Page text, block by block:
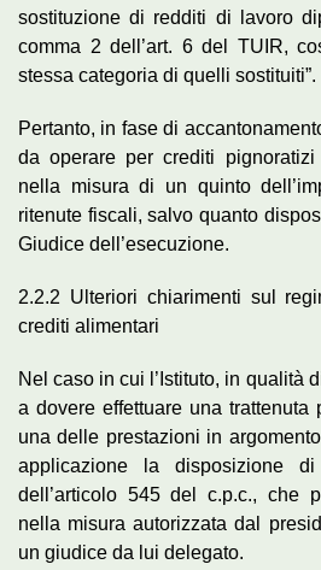
sostituzione di redditi di lavoro
comma 2 dell’art. 6 del TUIR,
stessa categoria di quelli sostituiti”.
Pertanto, in fase di
da operare per crediti pignoratizi
nella misura di un quinto
ritenute fiscali, salvo quanto
Giudice dell’esecuzione.
2.2.2 Ulteriori chiarimenti sul
crediti alimentari
Nel caso in cui l’Istituto, in qualità
a dovere effettuare una trattenuta
una delle prestazioni in
applicazione la disposizione
dell’articolo 545 del c.p.c., che
nella misura autorizzata dal
un giudice da lui delegato.